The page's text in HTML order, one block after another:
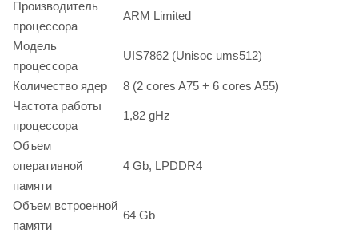
Производитель
процессора
ARM Limited
Модель
процессора
UIS7862 (Unisoc ums512)
Количество ядер
8 (2 cores A75 + 6 cores A55)
Частота работы
процессора
1,82 gHz
Объем
оперативной
памяти
4 Gb, LPDDR4
Объем встроенной
памяти
64 Gb